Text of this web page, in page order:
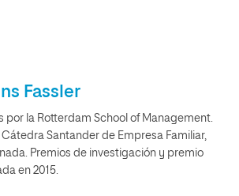
Fassler
por la Rotterdam School of Management.
Santander de Empresa Familiar,
Premios de investigación y premio
en 2015.